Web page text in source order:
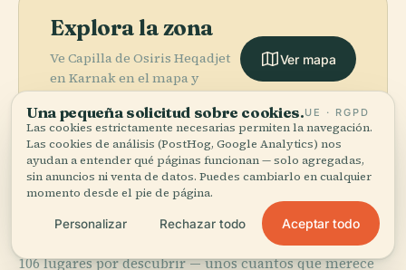
Explora la zona
Ve Capilla de Osiris Heqadjet
en Karnak en el mapa y
descubre qué hay cerca.
Ver mapa
More in Luxor.
106 lugares por descubrir — unos cuantos que merece
Una pequeña solicitud sobre cookies.UE · RGPD
Las cookies estrictamente necesarias permiten la navegación.
Las cookies de análisis (PostHog, Google Analytics) nos
ayudan a entender qué páginas funcionan — solo agregadas,
sin anuncios ni venta de datos. Puedes cambiarlo en cualquier
momento desde el pie de página.
Personalizar Rechazar todo Aceptar todo